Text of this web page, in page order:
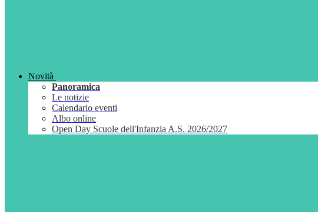
Novità
Panoramica
Le notizie
Calendario eventi
Albo online
Open Day Scuole dell'Infanzia A.S. 2026/2027